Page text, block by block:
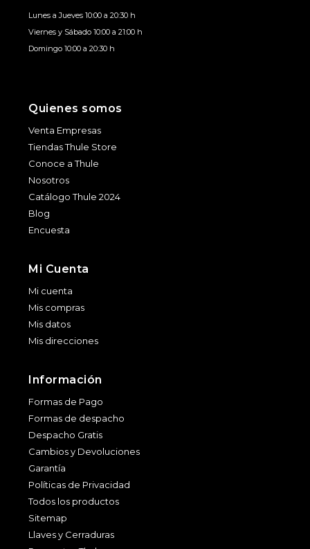
Lunes a Jueves 10:00 a 20:30 h
Viernes y Sábado 10:00 a 21:00 h
Domingo 10:00 a 20:30 h
Quienes somos
Venta Empresas
Tiendas Thule Store
Conoce a Thule
Nosotros
Catálogo Thule 2024
Blog
Encuesta
Mi Cuenta
Mi cuenta
Mis compras
Mis datos
Mis direcciones
Información
Formas de Pago
Formas de despacho
Despacho Gratis
Cambios y Devoluciones
Garantía
Políticas de Privacidad
Todos los productos
Sitemap
Llaves y Cerraduras